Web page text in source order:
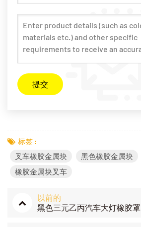
标签 :
叉车橡胶金属块
黑色橡胶金属块
橡胶金属块叉车
以前的
黑色三元乙丙汽车大灯橡胶罩